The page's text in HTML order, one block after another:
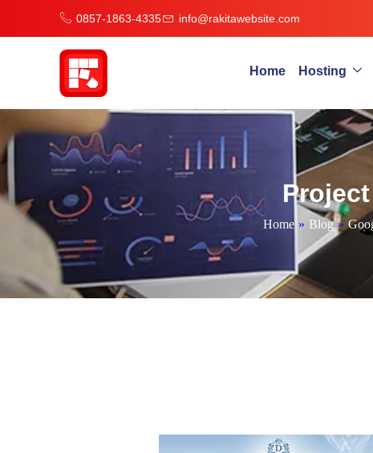
0857-1863-4335 info@rakitawebsite.com
Home Hosting
Home » Blog »